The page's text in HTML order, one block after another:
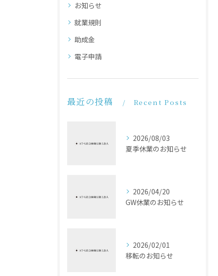
お知らせ
就業規則
助成金
電子申請
最近の投稿 Recent Posts
2026/08/03
夏季休業のお知らせ
2026/04/20
GW休業のお知らせ
2026/02/01
移転のお知らせ